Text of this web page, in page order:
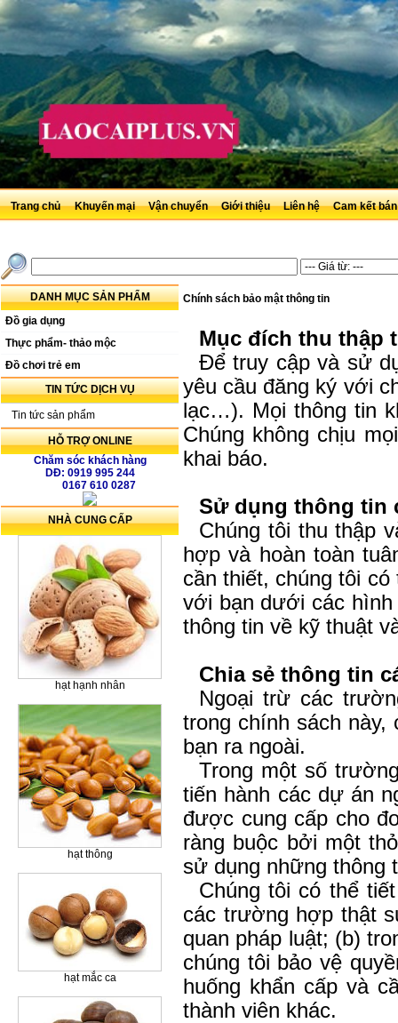
Trang chủ Khuyến mại Vận chuyển Giới thiệu Liên hệ Cam kết
DANH MỤC SẢN PHẨM
Đồ gia dụng
Thực phẩm- thảo mộc
Đồ chơi trẻ em
TIN TỨC DỊCH VỤ
Tin tức sản phẩm
HỖ TRỢ ONLINE
Chăm sóc khách hàng
DĐ: 0919 995 244
0167 610 0287
NHÀ CUNG CẤP
hạt hạnh nhân
hạt thông
hạt mắc ca
Chính sách bảo mật thông tin
Mục đích thu thập
Để truy cập và sử
yêu cầu đăng ký với
lạc…). Mọi thông tin
Chúng không chịu
khai báo.
Sử dụng thông tin
Chúng tôi thu thập
hợp và hoàn toàn
cần thiết, chúng tôi
với bạn dưới các
thông tin về kỹ thuật
Chia sẻ thông tin
Ngoại trừ các
trong chính sách này,
bạn ra ngoài.
Trong một số
tiến hành các dự án
được cung cấp cho
ràng buộc bởi một
sử dụng những thông
Chúng tôi có thể
các trường hợp thật
quan pháp luật; (b)
chúng tôi bảo vệ
huống khẩn cấp và
thành viên khác.